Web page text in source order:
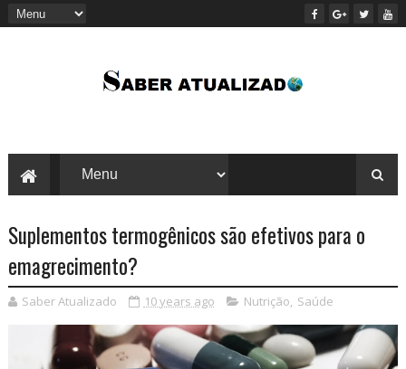
Suplementos termogênicos são efetivos para o
emagrecimento?
Saber Atualizado 10 years ago Nutrição, Saúde